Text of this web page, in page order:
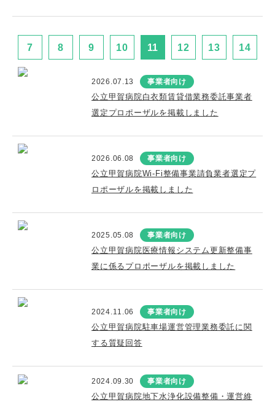
7 8 9 10 11 12 13 14
2026.07.13 事業者向け
公立甲賀病院白衣類賃貸借業務委託事業者
選定プロポーザルを掲載しました
2026.06.08 事業者向け
公立甲賀病院Wi-Fi整備事業請負業者選定プ
ロポーザルを掲載しました
2025.05.08 事業者向け
公立甲賀病院医療情報システム更新整備事
業に係るプロポーザルを掲載しました
2024.11.06 事業者向け
公立甲賀病院駐車場運営管理業務委託に関
する質疑回答
2024.09.30 事業者向け
公立甲賀病院地下水浄化設備整備・運営維